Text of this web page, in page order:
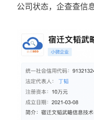
公司状态，企查查信息